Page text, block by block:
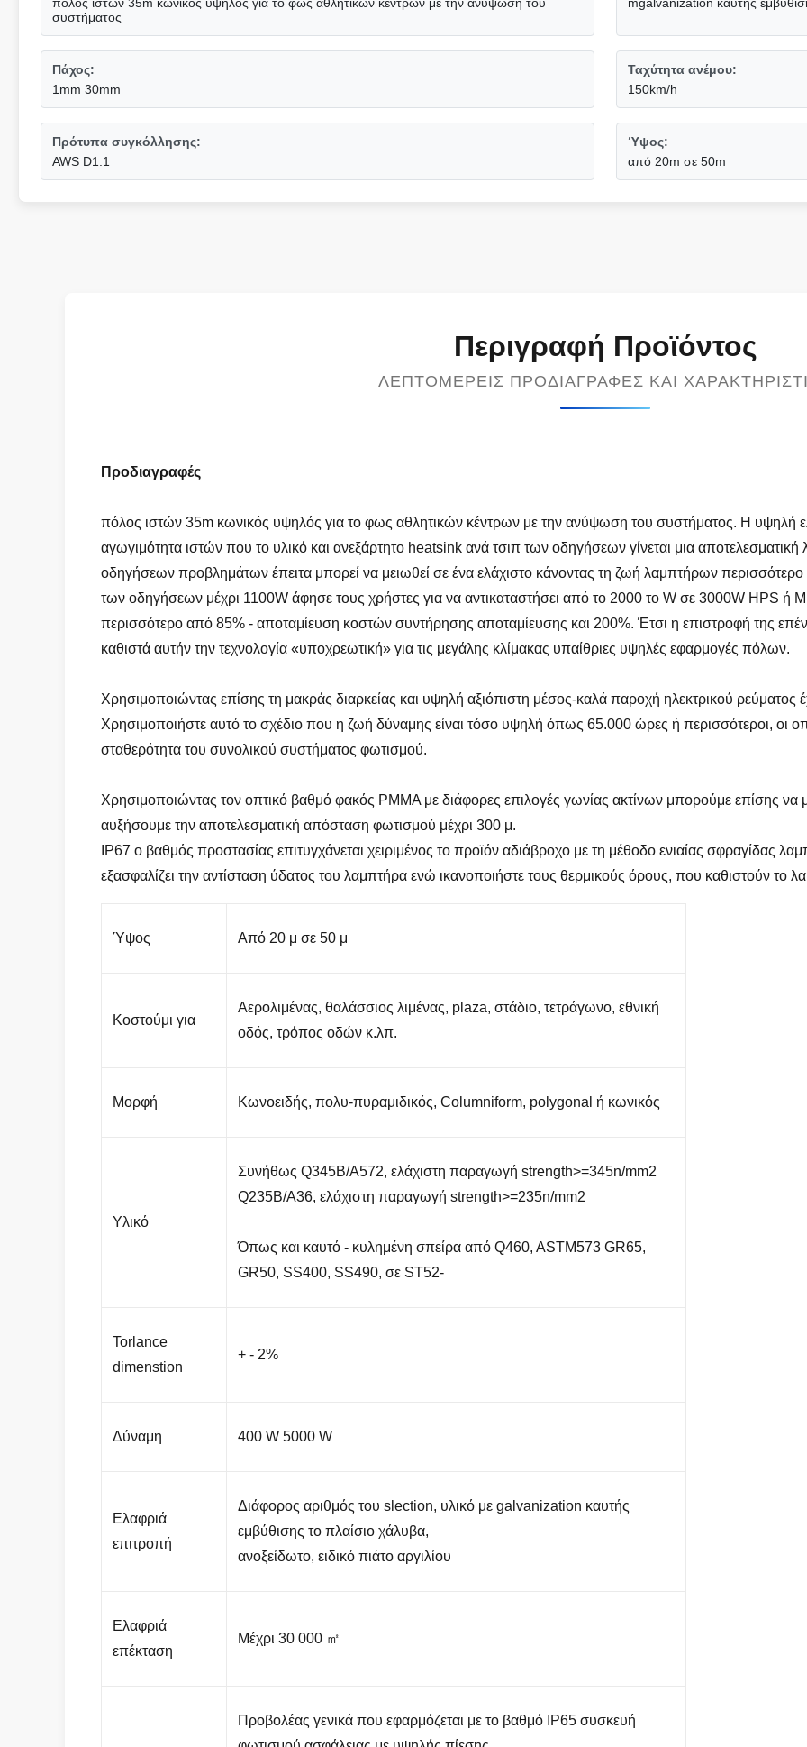
συστήματος
Πάχος:
1mm 30mm
Ταχύτητα ανέμου:
150km/h
Πρότυπα συγκόλλησης:
AWS D1.1
Ύψος:
από 20m σε 50m
Περιγραφή Προϊόντος
ΛΕΠΤΟΜΕΡΕΊΣ ΠΡΟΔΙΑΓΡΑΦΈΣ ΚΑΙ
Προδιαγραφές
πόλος ιστών 35m κωνικός υψηλός για το φως αθλητικών κέντρων με την ανύψωση του συστήματος. Η υψηλή
αγωγιμότητα ιστών που το υλικό και ανεξάρτητο heatsink ανά τσιπ των οδηγήσεων γίνεται μια
οδηγήσεων προβλημάτων έπειτα μπορεί να μειωθεί σε ένα ελάχιστο κάνοντας τη ζωή λαμπτήρων
των οδηγήσεων μέχρι 1100W άφησε τους χρήστες για να αντικαταστήσει από το 2000 το W σε 3000W HPS ή
περισσότερο από 85% - αποταμίευση κοστών συντήρησης αποταμίευσης και 200%. Έτσι η επιστροφή της
καθιστά αυτήν την τεχνολογία «υποχρεωτική» για τις μεγάλης κλίμακας υπαίθριες υψηλές εφαρμογές πόλων.
Χρησιμοποιώντας επίσης τη μακράς διαρκείας και υψηλή αξιόπιστη μέσος-καλά παροχή ηλεκτρικού ρεύματος
Χρησιμοποιήστε αυτό το σχέδιο που η ζωή δύναμης είναι τόσο υψηλή όπως 65.000 ώρες ή περισσότεροι, οι
σταθερότητα του συνολικού συστήματος φωτισμού.
Χρησιμοποιώντας τον οπτικό βαθμό φακός PMMA με διάφορες επιλογές γωνίας ακτίνων μπορούμε επίσης να
αυξήσουμε την αποτελεσματική απόσταση φωτισμού μέχρι 300 μ.
IP67 ο βαθμός προστασίας επιτυγχάνεται χειριμένος το προϊόν αδιάβροχο με τη μέθοδο ενιαίας σφραγίδας
εξασφαλίζει την αντίσταση ύδατος του λαμπτήρα ενώ ικανοποιήστε τους θερμικούς όρους, που καθιστούν το
Ύψος Από 20 μ σε 50 μ
Κοστούμι για
Αερολιμένας, θαλάσσιος λιμένας, plaza, στάδιο, τετράγωνο, εθνική
οδός, τρόπος οδών κ.λπ.
Μορφή Κωνοειδής, πολυ-πυραμιδικός, Columniform, polygonal ή κωνικός
Υλικό
Συνήθως Q345B/A572, ελάχιστη παραγωγή strength>=345n/mm2
Q235B/A36, ελάχιστη παραγωγή strength>=235n/mm2
Όπως και καυτό - κυλημένη σπείρα από Q460, ASTM573 GR65,
GR50, SS400, SS490, σε ST52-
Torlance
dimenstion
+ - 2%
Δύναμη 400 W 5000 W
Ελαφριά
επιτροπή
Διάφορος αριθμός του slection, υλικό με galvanization καυτής
εμβύθισης το πλαίσιο χάλυβα,
ανοξείδωτο, ειδικό πιάτο αργιλίου
Ελαφριά
επέκταση
Μέχρι 30 000 ㎡
Προβολέας γενικά που εφαρμόζεται με το βαθμό IP65 συσκευή